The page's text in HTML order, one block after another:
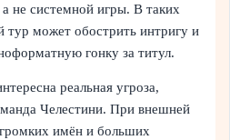
а не системной игры. В таких
тур может обострить интригу и
гонку за титул.
реальная угроза,
Челестини. При внешней
имён и больших